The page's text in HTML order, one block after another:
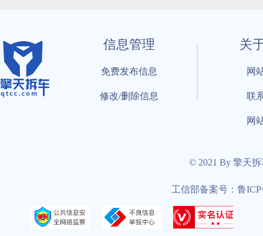
信息管理
免费发布信息
修改/删除信息
关
网
联
网
© 2021 By 擎天
工信部备案号：鲁